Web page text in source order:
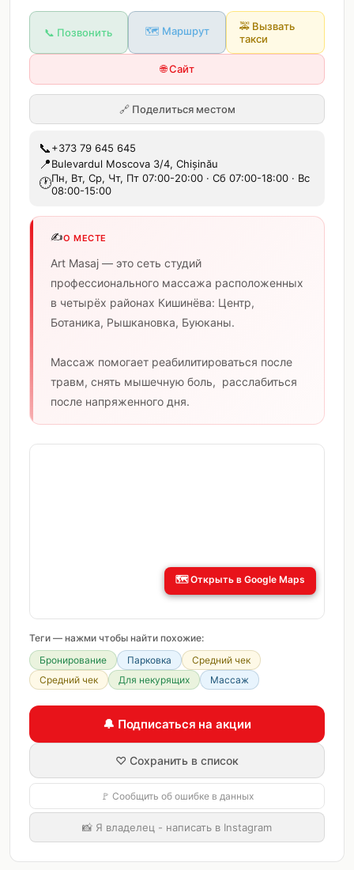
📞 Позвонить 🗺️ Маршрут 🚕 Вызвать
такси
🌐 Сайт
🔗 Поделиться местом
📞+373 79 645 645
📍Bulevardul Moscova 3/4, Chișinău
🕐Пн, Вт, Ср, Чт, Пт 07:00-20:00 · Сб 07:00-18:00 · Вс
08:00-15:00
✍️О МЕСТЕ
Art Masaj — это сеть студий
профессионального массажа расположенных
в четырёх районах Кишинёва: Центр,
Ботаника, Рышкановка, Буюканы.
Массаж помогает реабилитироваться после
травм, снять мышечную боль, расслабиться
после напряженного дня.
🗺️Открыть в Google Maps
Теги — нажми чтобы найти похожие:
Бронирование
Парковка
Средний чек
Средний чек
Для некурящих Массаж
🔔 Подписаться на акции
♡ Сохранить в список
🚩 Сообщить об ошибке в данных
📸 Я владелец - написать в Instagram